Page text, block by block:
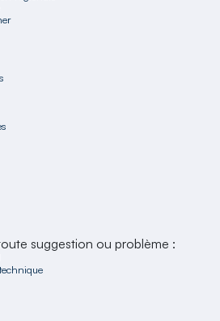
suggestion ou problème :